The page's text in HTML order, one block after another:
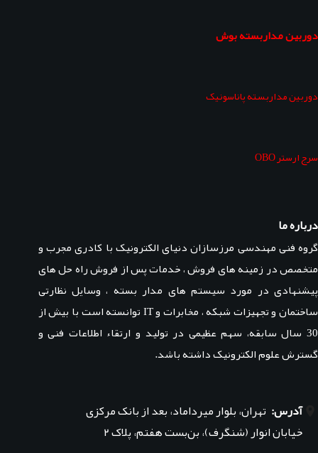
دوربین مداربسته بوش
دوربین مداربسته پاناسونیک
سرج ارستر OBO
درباره ما
گروه فنی مهندسی مرزسازان دنیای الکترونیک با کادری مجرب و
متخصص در زمینه های فروش ، خدمات پس از فروش راه حل های
پیشنهادی در مورد سیستم های مدار بسته ، وسایل نظارتی
ساختمان و تجهیزات شبکه ، مخابرات و IT توانسته است با بیش از
30 سال سابقه، سهم عظیمی در تولید و ارتقاء اطلاعات فنی و
گسترش علوم الکترونیک داشته باشد.
آدرس: تهران، بلوار میرداماد، بعد از بانک مرکزی
خیابان انوار (شنگرف)، بن‌بست هفتم، پلاک ۲